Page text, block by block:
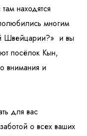
находятся
многим
Швейцарии?» и вы
посёлок Кын,
внимания и
для вас
о всех ваших